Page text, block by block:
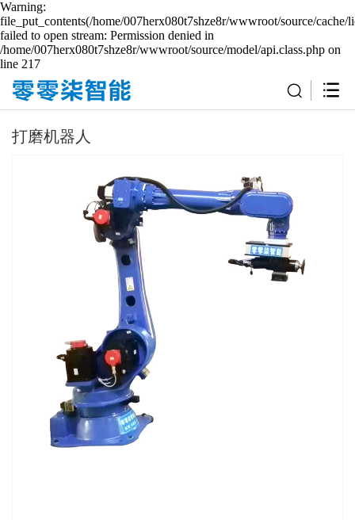
Warning:
file_put_contents(/home/007herx080t7shze8r/wwwroot/source/cache/
failed to open stream: Permission denied in
/home/007herx080t7shze8r/wwwroot/source/model/api.class.php on
line 217
打磨机器人